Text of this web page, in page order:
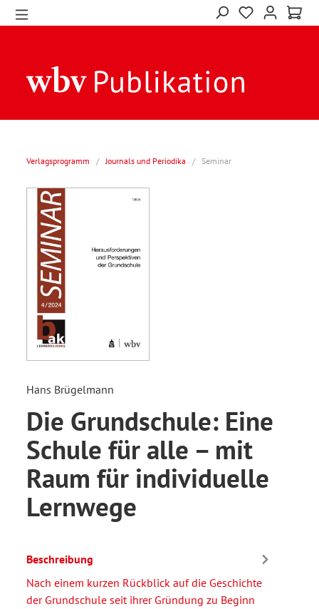
Verlagsprogramm / Journals und Periodika / Seminar
Hans Brügelmann
Die Grundschule: Eine
Schule für alle – mit
Raum für individuelle
Lernwege
Beschreibung
Nach einem kurzen Rückblick auf die Geschichte
der Grundschule seit ihrer Gründung zu Beginn